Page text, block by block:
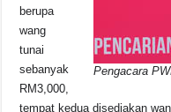
Pengacara
berupa
wang
tunai
sebanyak
RM3,000,
tempat kedua disediakan